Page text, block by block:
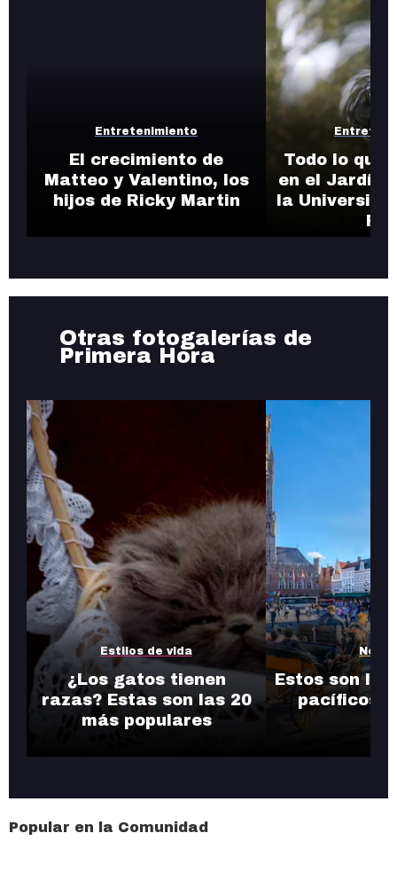
Entretenimiento
El crecimiento de
Matteo y Valentino, los
hijos de Ricky Martin
Todo lo que
en el Jardín
la
Otras fotogalerías de
Primera Hora
Estilos de vida
¿Los gatos tienen
razas? Estas son las 20
más populares
Estos son
pacíficos
Popular en la Comunidad